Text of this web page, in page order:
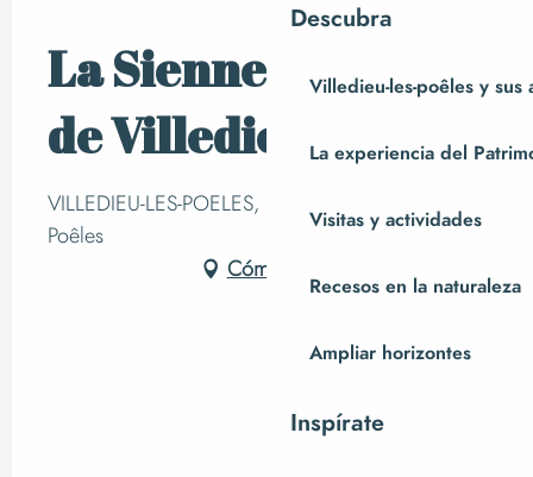
Descubra
Villedieu-les-poêles y sus
La experiencia del
Visitas y actividades
Recesos en la naturaleza
Ampliar horizontes
Inspírate
La Sienne en amont
de Villedieu
VILLEDIEU-LES-POELES, 50800 Villedieu-les-
Poêles
Cómo llegar